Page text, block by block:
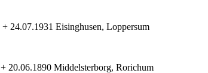
24.07.1931 Eisinghusen, Loppersum
20.06.1890 Middelsterborg, Rorichum